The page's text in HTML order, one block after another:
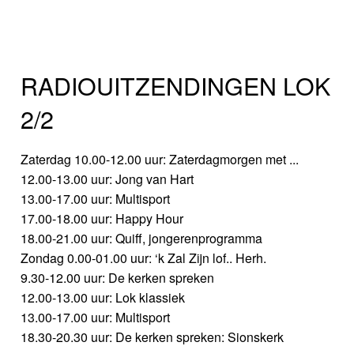
RADIOUITZENDINGEN LOK
2/2
Zaterdag 10.00-12.00 uur: Zaterdagmorgen met ...
12.00-13.00 uur: Jong van Hart
13.00-17.00 uur: Multisport
17.00-18.00 uur: Happy Hour
18.00-21.00 uur: Quiff, jongerenprogramma
Zondag 0.00-01.00 uur: ‘k Zal Zijn lof.. Herh.
9.30-12.00 uur: De kerken spreken
12.00-13.00 uur: Lok klassiek
13.00-17.00 uur: Multisport
18.30-20.30 uur: De kerken spreken: Sionskerk